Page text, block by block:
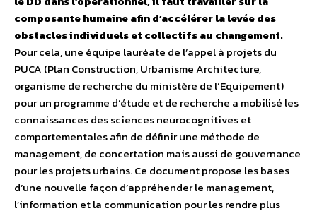
composante humaine afin d’accélérer la levée des
obstacles individuels et collectifs au changement.
Pour cela, une équipe lauréate de l’appel à projets du
PUCA (Plan Construction, Urbanisme Architecture,
organisme de recherche du ministère de l’Equipement)
pour un programme d’étude et de recherche a mobilisé les
connaissances des sciences neurocognitives et
comportementales afin de définir une méthode de
management, de concertation mais aussi de gouvernance
pour les projets urbains. Ce document propose les bases
d’une nouvelle façon d’appréhender le management,
l’information et la communication pour les rendre plus